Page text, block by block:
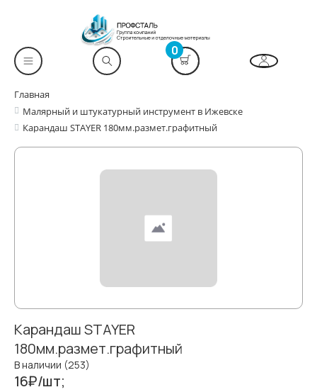
0
Главная
Малярный и штукатурный инструмент в Ижевске
Карандаш STAYER 180мм.размет.графитный
Карандаш STAYER
180мм.размет.графитный
В наличии (253)
16₽/шт;